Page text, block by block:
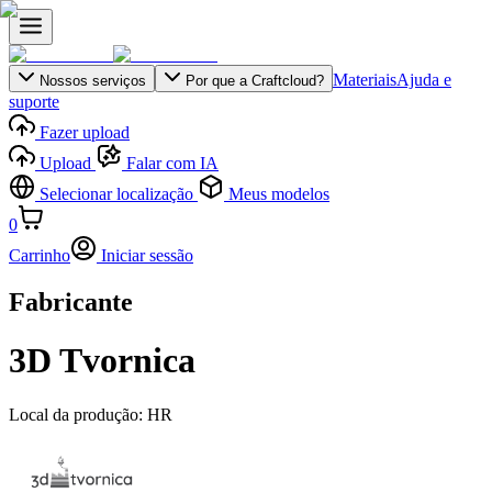
Nossos serviços Por que a Craftcloud? MateriaisAjuda e
suporte
Fazer upload
Upload
Falar com IA
Selecionar localização
Meus modelos
0
Carrinho
Iniciar sessão
Fabricante
3D Tvornica
Local da produção: HR